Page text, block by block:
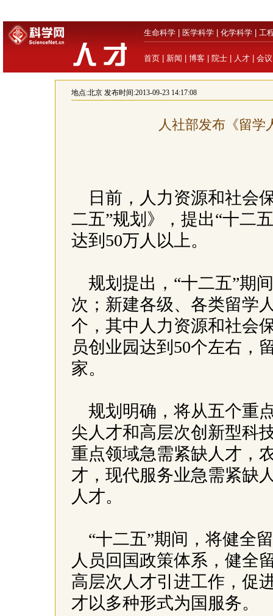
生命科学 医学科学 化学科学 工
首页 新闻 博客 院士 人才 会议
地点:北京发布时间:2013-09-23 14:17:08
人社部发布《留学
日前，人力资源和社会
二五”规划》，提出“十二
达到50万人以上。
规划提出，“十二五”期
次；新建各级、各类留学
个，其中人力资源和社会
员创业园达到50个左右，
家。
规划明确，将从五个重
尖人才和高层次创新型科
重点领域急需紧缺人才，
才，现代服务业急需紧缺
人才。
“十二五”期间，将健全
人员回国政策体系，健全
高层次人才引进工作，促
才以多种形式为国服务。